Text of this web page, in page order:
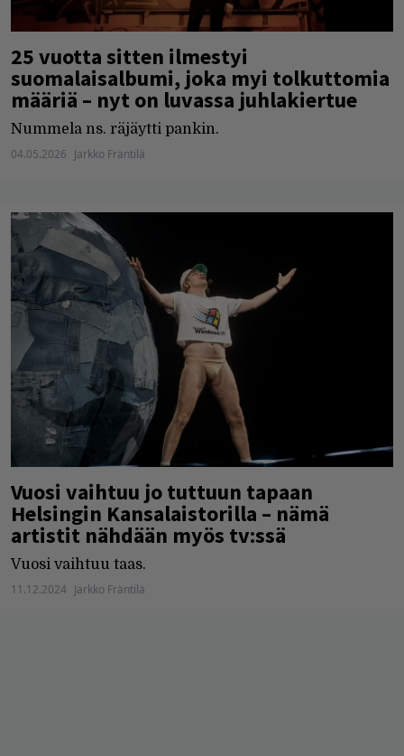
25 vuotta sitten ilmestyi
suomalaisalbumi, joka myi tolkuttomia
määriä – nyt on luvassa juhlakiertue
Nummela ns. räjäytti pankin.
04.05.2026 Jarkko Fräntilä
Vuosi vaihtuu jo tuttuun tapaan
Helsingin Kansalaistorilla – nämä
artistit nähdään myös tv:ssä
Vuosi vaihtuu taas.
11.12.2024 Jarkko Fräntilä